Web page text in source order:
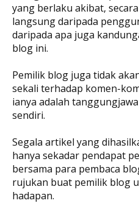
yang berlaku akibat,
langsung daripada
daripada apa juga
blog ini.
Pemilik blog juga tidak
sekali terhadap komen-
ianya adalah
sendiri.
Segala artikel yang
hanya sekadar pendapat
bersama para pembaca
rujukan buat pemilik blog
hadapan.